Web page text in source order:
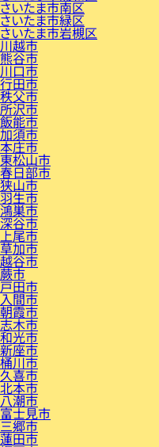
さいたま市南区
さいたま市緑区
さいたま市岩槻区
川越市
熊谷市
川口市
行田市
秩父市
所沢市
飯能市
加須市
本庄市
東松山市
春日部市
狭山市
羽生市
鴻巣市
深谷市
上尾市
草加市
越谷市
蕨市
戸田市
入間市
朝霞市
志木市
和光市
新座市
桶川市
久喜市
北本市
八潮市
富士見市
三郷市
蓮田市